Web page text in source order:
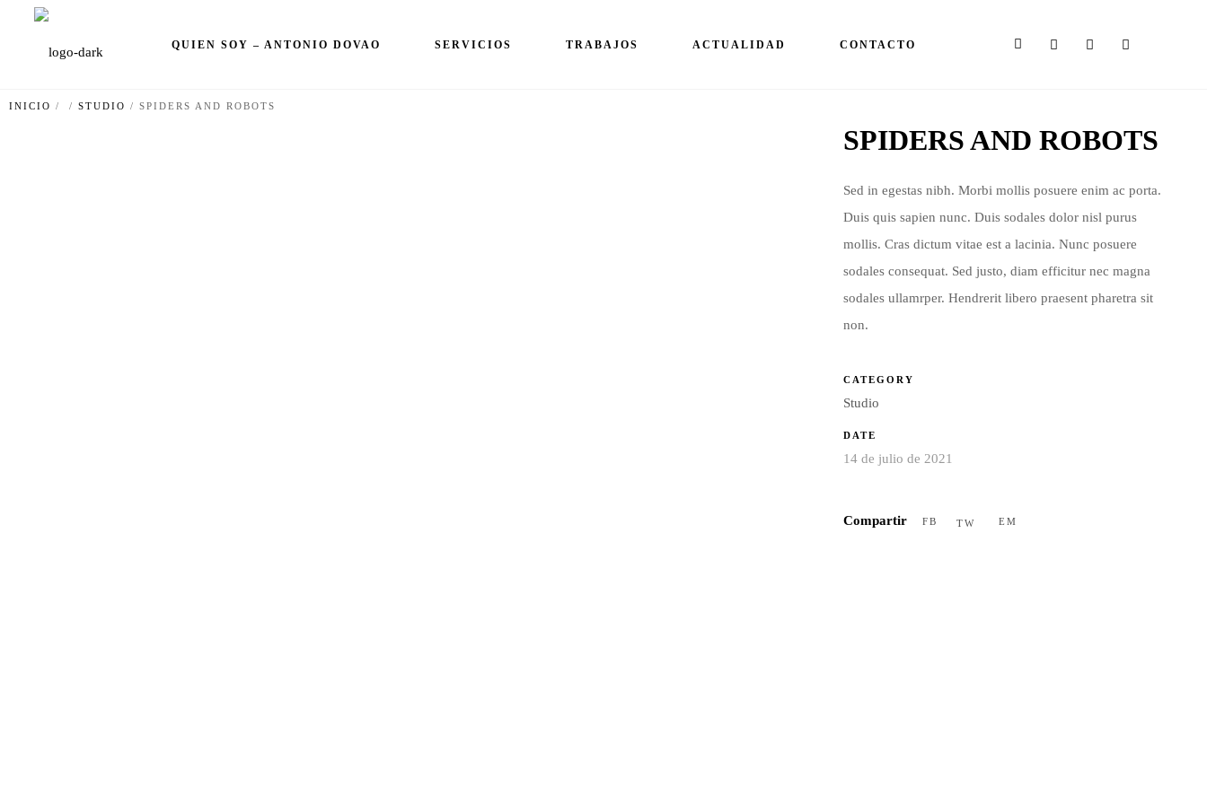
QUIEN SOY – ANTONIO DOVAO SERVICIOS TRABAJOS ACTUALIDAD CONTACTO
INICIO / / STUDIO / SPIDERS AND ROBOTS
SPIDERS AND ROBOTS
Sed in egestas nibh. Morbi mollis posuere enim ac porta.
Duis quis sapien nunc. Duis sodales dolor nisl purus
mollis. Cras dictum vitae est a lacinia. Nunc posuere
sodales consequat. Sed justo, diam efficitur nec magna
sodales ullamrper. Hendrerit libero praesent pharetra sit
non.
CATEGORY
Studio
DATE
14 de julio de 2021